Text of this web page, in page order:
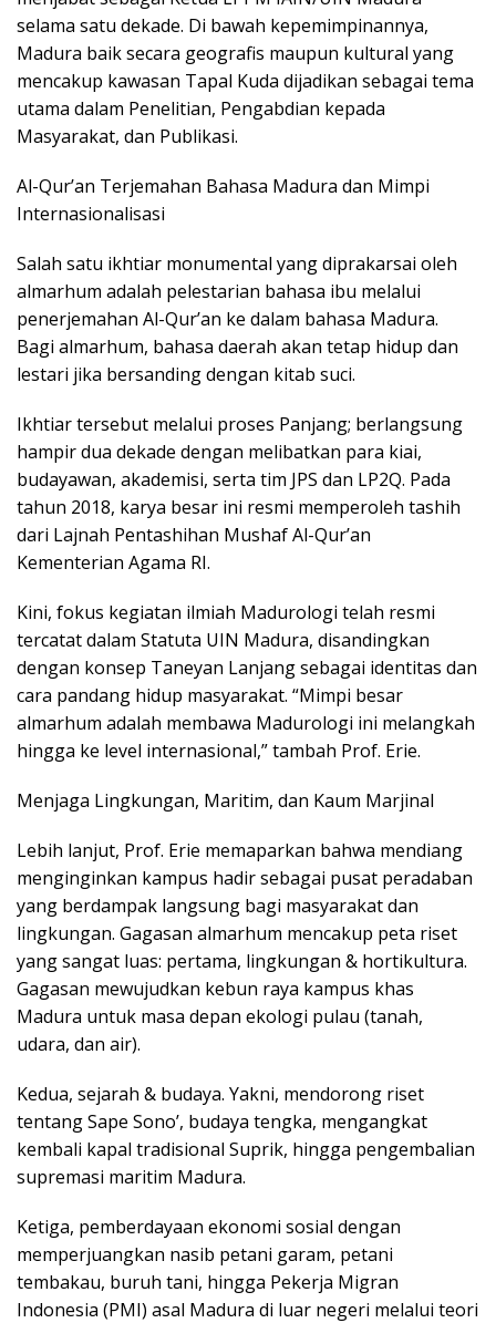
selama satu dekade. Di bawah kepemimpinannya,
Madura baik secara geografis maupun kultural yang
mencakup kawasan Tapal Kuda dijadikan sebagai tema
utama dalam Penelitian, Pengabdian kepada
Masyarakat, dan Publikasi.
Al-Qur’an Terjemahan Bahasa Madura dan Mimpi
Internasionalisasi
Salah satu ikhtiar monumental yang diprakarsai oleh
almarhum adalah pelestarian bahasa ibu melalui
penerjemahan Al-Qur’an ke dalam bahasa Madura.
Bagi almarhum, bahasa daerah akan tetap hidup dan
lestari jika bersanding dengan kitab suci.
Ikhtiar tersebut melalui proses Panjang; berlangsung
hampir dua dekade dengan melibatkan para kiai,
budayawan, akademisi, serta tim JPS dan LP2Q. Pada
tahun 2018, karya besar ini resmi memperoleh tashih
dari Lajnah Pentashihan Mushaf Al-Qur’an
Kementerian Agama RI.
Kini, fokus kegiatan ilmiah Madurologi telah resmi
tercatat dalam Statuta UIN Madura, disandingkan
dengan konsep Taneyan Lanjang sebagai identitas dan
cara pandang hidup masyarakat. “Mimpi besar
almarhum adalah membawa Madurologi ini melangkah
hingga ke level internasional,” tambah Prof. Erie.
Menjaga Lingkungan, Maritim, dan Kaum Marjinal
Lebih lanjut, Prof. Erie memaparkan bahwa mendiang
menginginkan kampus hadir sebagai pusat peradaban
yang berdampak langsung bagi masyarakat dan
lingkungan. Gagasan almarhum mencakup peta riset
yang sangat luas: pertama, lingkungan & hortikultura.
Gagasan mewujudkan kebun raya kampus khas
Madura untuk masa depan ekologi pulau (tanah,
udara, dan air).
Kedua, sejarah & budaya. Yakni, mendorong riset
tentang Sape Sono’, budaya tengka, mengangkat
kembali kapal tradisional Suprik, hingga pengembalian
supremasi maritim Madura.
Ketiga, pemberdayaan ekonomi sosial dengan
memperjuangkan nasib petani garam, petani
tembakau, buruh tani, hingga Pekerja Migran
Indonesia (PMI) asal Madura di luar negeri melalui teori